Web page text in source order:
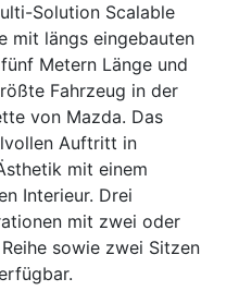
Solution Scalable
mit längs eingebauten
Metern Länge und
Fahrzeug in der
von Mazda. Das
Auftritt in
mit einem
Interieur. Drei
mit zwei oder
sowie zwei Sitzen